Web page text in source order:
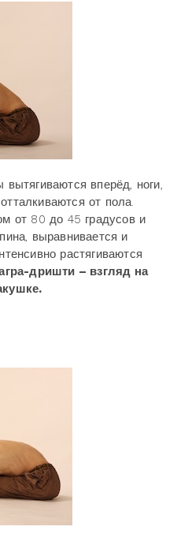
вперёд, ноги,
от пола.
от 80 до 45 градусов и
выравнивается и
растягиваются
дришти – взгляд на